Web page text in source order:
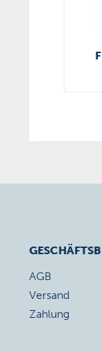
AGB
Versand
Zahlung